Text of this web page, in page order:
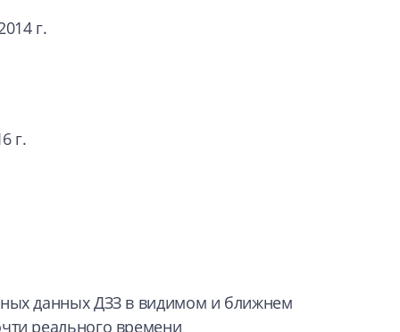
г.
г.
данных ДЗЗ в видимом и ближнем
реального времени